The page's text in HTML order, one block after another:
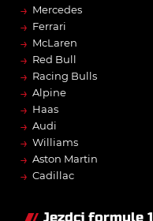
→ Mercedes
→ Ferrari
→ McLaren
→ Red Bull
→ Racing Bulls
→ Alpine
→ Haas
→ Audi
→ Williams
→ Aston Martin
→ Cadillac
Jezdci formule 1